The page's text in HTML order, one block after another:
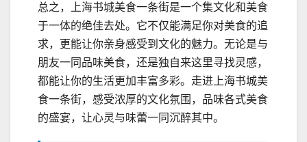
总之，上海书城美食一条街是一个集文化和美食
于一体的绝佳去处。它不仅能满足你对美食的追
求，更能让你亲身感受到文化的魅力。无论是与
朋友一同品味美食，还是独自来这里寻找灵感，
都能让你的生活更加丰富多彩。走进上海书城美
食一条街，感受浓厚的文化氛围，品味各式美食
的盛宴，让心灵与味蕾一同沉醉其中。